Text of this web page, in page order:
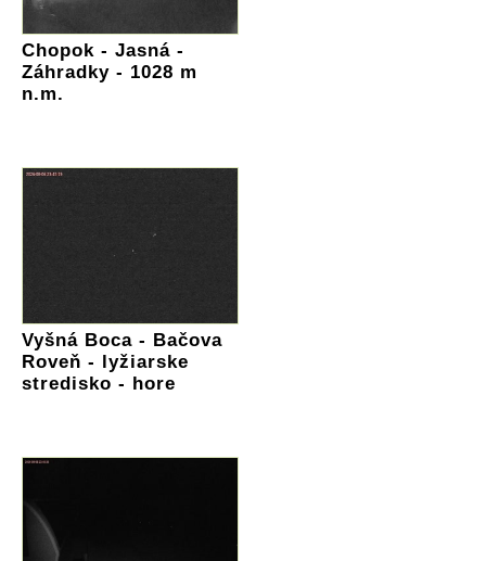
Chopok - Jasná -
Záhradky - 1028 m
n.m.
Vyšná Boca - Bačova
Roveň - lyžiarske
stredisko - hore